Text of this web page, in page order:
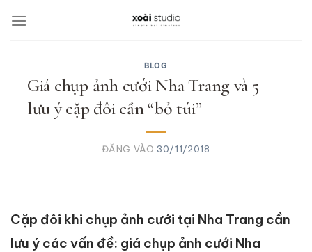
qua
BLOG
Giá chụp ảnh cưới Nha Trang và 5
lưu ý cặp đôi cần “bỏ túi”
ĐĂNG VÀO 30/11/2018
Cặp đôi khi chụp ảnh cưới tại Nha Trang cần
lưu ý các vấn đề: giá chụp ảnh cưới Nha